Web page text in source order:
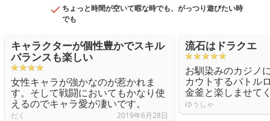
ちょっと時間が空いて暇な時でも、がっつり遊びたい時
でも
キャラクターが個性豊かでスキル
バランスも楽しい
女性キャラが強かなのが惹かれま
す。そして戦闘においてもかなり使
えるのでキャラ愛が凄いです。
だく 2019年6月28日
流石はドラクエ
お馴染みのカジノ
カウトするバトル
金釜と楽しませて
ゆうしゃ